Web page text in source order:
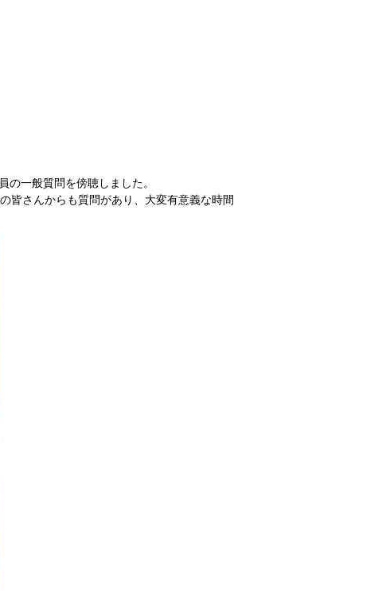
一般質問を傍聴しました。
皆さんからも質問があり、大変有意義な時間